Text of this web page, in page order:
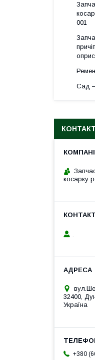
001
Сад
косарку
32400,
Україна
+380